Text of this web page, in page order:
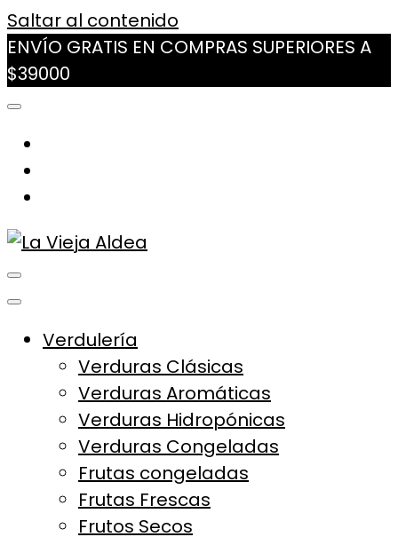
Saltar al contenido
ENVÍO GRATIS EN COMPRAS SUPERIORES A
$39000
Verdulería
Verduras Clásicas
Verduras Aromáticas
Verduras Hidropónicas
Verduras Congeladas
Frutas congeladas
Frutas Frescas
Frutos Secos